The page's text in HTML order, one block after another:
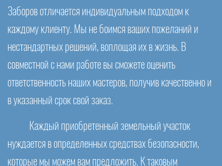
Заборов отличается индивидуальным подходом к
каждому клиенту. Мы не боимся ваших пожеланий и
нестандартных решений, воплощая их в жизнь. В
совместной с нами работе вы сможете оценить
ответственность наших мастеров, получив качественно и
в указанный срок свой заказ.
Каждый приобретенный земельный участок
нуждается в определенных средствах безопасности,
которые мы можем вам предложить. К таковым